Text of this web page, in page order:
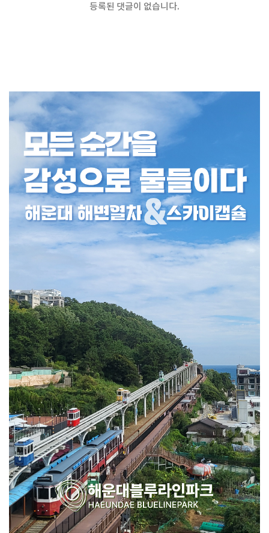
등록된 댓글이 없습니다.